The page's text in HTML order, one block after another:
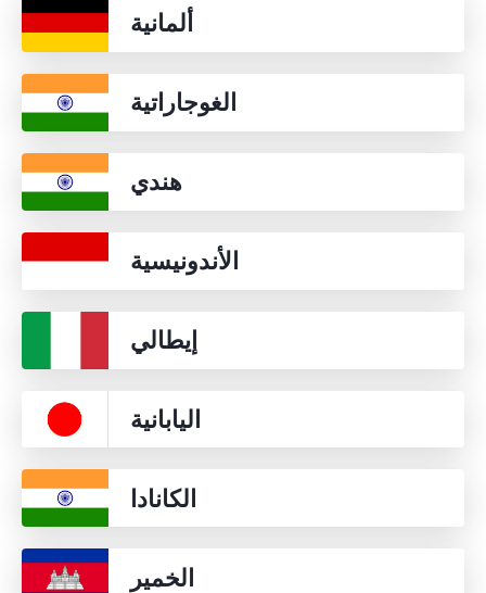
ألمانية
الغوجاراتية
هندي
الأندونيسية
إيطالي
اليابانية
الكانادا
الخمير